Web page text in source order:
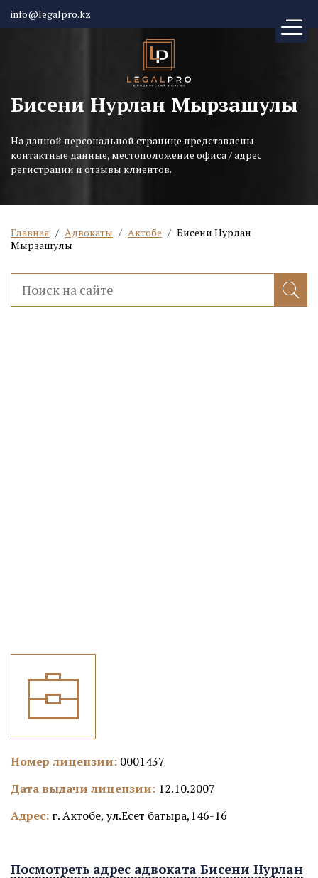
info@legalpro.kz
Бисени Нурлан Мырзашулы
На данной персональной странице представлены
контактные данные, местоположение офиса / адрес
регистрации и отзывы клиентов.
Главная / Адвокаты / Актобе / Бисени Нурлан
Мырзашулы
Номер лицензии: 0001437
Дата выдачи лицензии: 12.10.2007
Адрес: г. Актобе, ул.Есет батыра,146-16
Посмотреть адрес адвоката Бисени Нурлан